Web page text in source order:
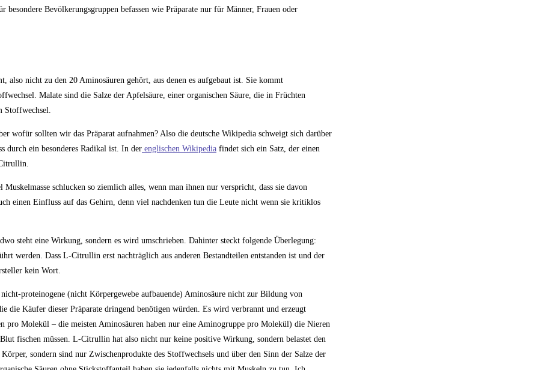
Bevölkerungsgruppen befassen wie Präparate nur für Männer, Frauen oder
nicht zu den 20 Aminosäuren gehört, aus denen es aufgebaut ist. Sie kommt
Malate sind die Salze der Apfelsäure, einer organischen Säure, die in Früchten
Stoffwechsel.
wofür sollten wir das Präparat aufnahmen? Also die deutsche Wikipedia schweigt sich darüber
ein besonderes Radikal ist. In der englischen Wikipedia findet sich ein Satz, der einen
schlucken so ziemlich alles, wenn man ihnen nur verspricht, dass sie davon
einen Einfluss auf das Gehirn, denn viel nachdenken tun die Leute nicht wenn sie kritiklos
steht eine Wirkung, sondern es wird umschrieben. Dahinter steckt folgende Überlegung:
werden. Dass L-Citrullin erst nachträglich aus anderen Bestandteilen entstanden ist und der
kein Wort.
proteinogene (nicht Körpergewebe aufbauende) Aminosäure nicht zur Bildung von
Käufer dieser Präparate dringend benötigen würden. Es wird verbrannt und erzeugt
pro Molekül – die meisten Aminosäuren haben nur eine Aminogruppe pro Molekül) die Nieren
fischen müssen. L-Citrullin hat also nicht nur keine positive Wirkung, sondern belastet den
sondern sind nur Zwischenprodukte des Stoffwechsels und über den Sinn der Salze der